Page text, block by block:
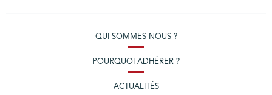
QUI SOMMES-NOUS ?
POURQUOI ADHÉRER ?
ACTUALITÉS